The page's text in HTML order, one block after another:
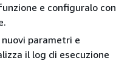
e configuralo con
parametri e
il log di esecuzione